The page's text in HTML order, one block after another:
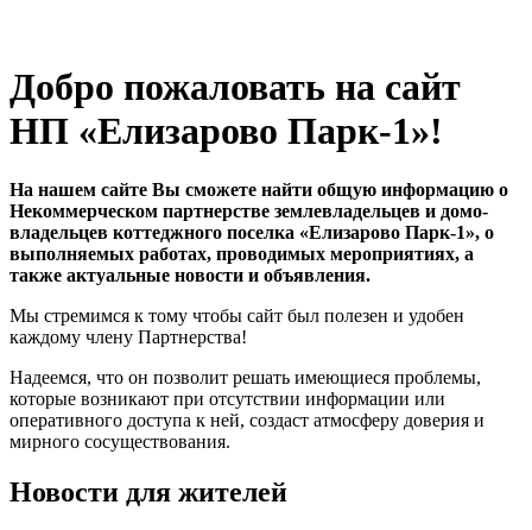
Добро пожаловать на сайт
НП «Елизарово Парк-1»!
На нашем сайте Вы сможете найти общую информацию о
Некоммерческом партнерстве землевладельцев и домо-
владельцев коттеджного поселка «Елизарово Парк-1», о
выполняемых работах, проводимых мероприятиях, а
также актуальные новости и объявления.
Мы стремимся к тому чтобы сайт был полезен и удобен
каждому члену Партнерства!
Надеемся, что он позволит решать имеющиеся проблемы,
которые возникают при отсутствии информации или
оперативного доступа к ней, создаст атмосферу доверия и
мирного сосуществования.
Новости для жителей